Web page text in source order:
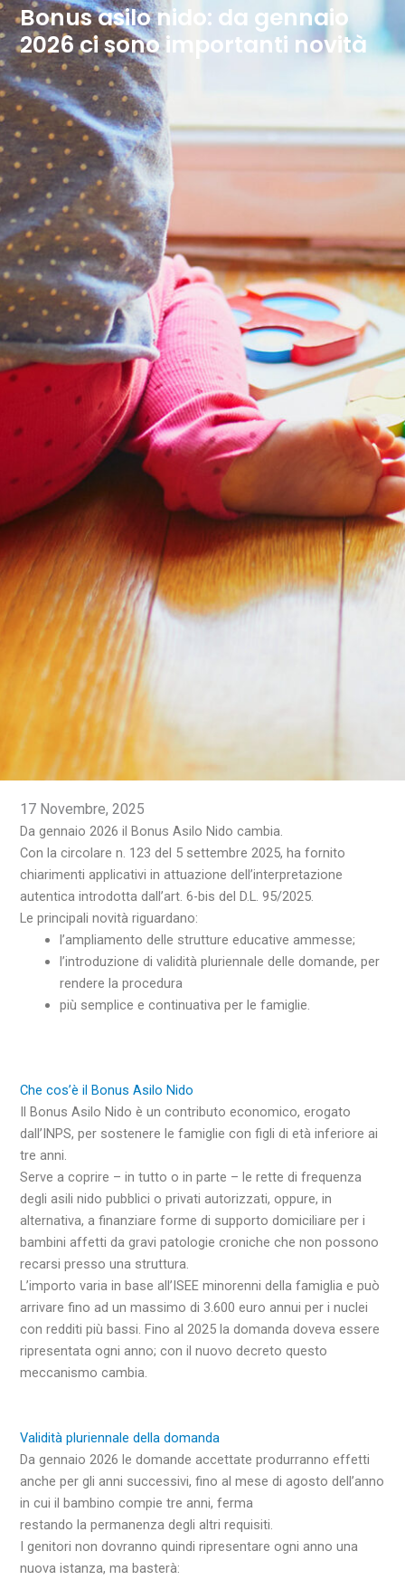
Bonus asilo nido: da gennaio
2026 ci sono importanti novità
17 Novembre, 2025
Da gennaio 2026 il Bonus Asilo Nido cambia.
Con lacircolare n. 123 del 5 settembre 2025, ha fornito
chiarimenti applicativi in attuazione dell’interpretazione
autentica introdotta dall’art. 6-bis del D.L. 95/2025.
Le principali novità riguardano:
l’ampliamento delle strutture educative ammesse;
l’introduzione di validità pluriennale delle domande, per
rendere la procedura
più semplice e continuativa per le famiglie.
Che cos’è il Bonus Asilo Nido
Il Bonus Asilo Nido è un contributo economico, erogato
dall’INPS, per sostenere le famiglie con figli di età inferiore ai
tre anni.
Serve a coprire – in tutto o in parte – le rette di frequenza
degli asili nido pubblici o privati autorizzati, oppure, in
alternativa, a finanziare forme di supporto domiciliare per i
bambini affetti da gravi patologie croniche che non possono
recarsi presso una struttura.
L’importo varia in base all’ISEE minorenni della famiglia e può
arrivare fino ad un massimo di 3.600 euro annui per i nuclei
con redditi più bassi. Fino al 2025 la domanda doveva essere
ripresentata ogni anno; con il nuovo decreto questo
meccanismo cambia.
Validità pluriennale della domanda
Da gennaio 2026 le domande accettate produrranno effetti
anche per gli anni successivi, fino al mese di agosto dell’anno
in cui il bambino compie tre anni, ferma
restando la permanenza degli altri requisiti.
I genitori non dovranno quindi ripresentare ogni anno una
nuova istanza, ma basterà: